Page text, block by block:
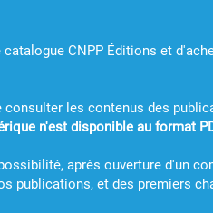
CNPP Éditions et
les contenus des
n'est disponible au format
après ouverture d'un
publications, et des premiers